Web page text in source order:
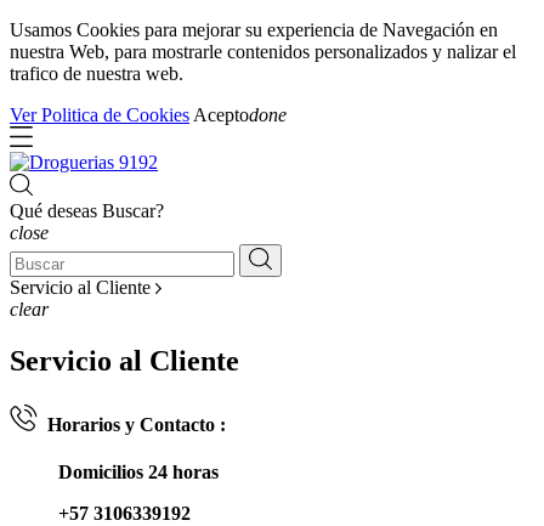
Usamos Cookies para mejorar su experiencia de Navegación en
nuestra Web, para mostrarle contenidos personalizados y nalizar el
trafico de nuestra web.
Ver Politica de Cookies Aceptodone
Qué deseas Buscar?
close
Servicio al Cliente
clear
Servicio al Cliente
Horarios y Contacto :
Domicilios 24 horas
+57 3106339192